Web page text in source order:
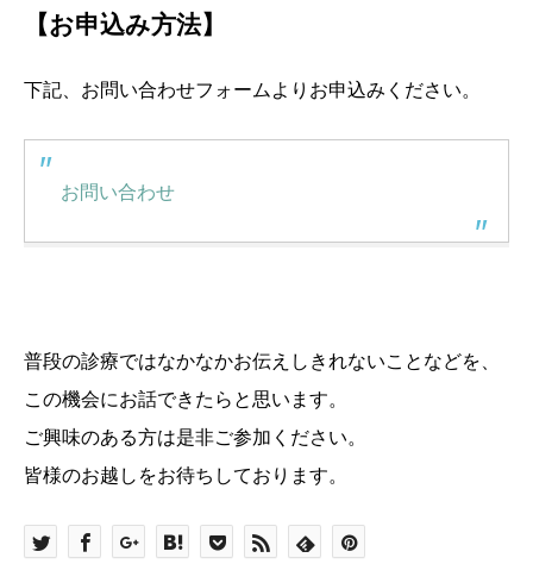
【お申込み方法】
下記、お問い合わせフォームよりお申込みください。
お問い合わせ
普段の診療ではなかなかお伝えしきれないことなどを、
この機会にお話できたらと思います。
ご興味のある方は是非ご参加ください。
皆様のお越しをお待ちしております。